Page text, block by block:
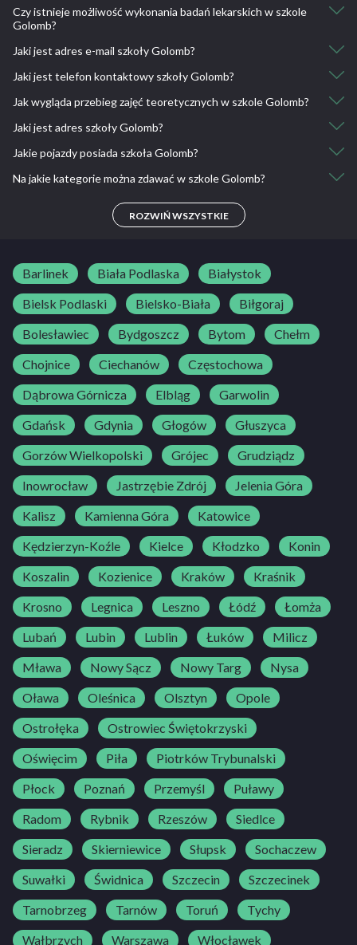
Kurs kat. A, A2: 1800
Kurs kat. B: 1900
Kurs kat. A, A2 + B: 3500
Jazdy dodatkowe kat. A, A2: 70
Jazdy dodatkowe kat. B: 60
Czy istnieje możliwość wykonania badań lekarskich w szkole
Golomb?
Nie, nie ma takiej możliwości.
Jaki jest adres e-mail szkoły Golomb?
osk@golomb.pl
Jaki jest telefon kontaktowy szkoły Golomb?
796 055 935, 603 461 761
Jak wygląda przebieg zajęć teoretycznych w szkole Golomb?
Kursy indywidualny i weekendowy to indywidualne i intensywne
szkolenie w zakresie nauki jazdy samochodem osobowym.
czasie nauczyć i przygotować kandydata do samodzielnego
indywidualny jest dostosowany do twoich potrzeb i możliwości
czasowych. Można go rozpocząć w każdej chwili, a termin zajęć
Jaki jest adres szkoły Golomb?
Zwycięstwa 52A, 44-100 Gliwice, Polska
Jakie pojazdy posiada szkoła Golomb?
Toyota Yaris, Suzuki Gladius 650, Honda CBF 250
Na jakie kategorie można zdawać w szkole Golomb?
ROZWIŃ WSZYSTKIE
Barlinek Biała Podlaska
Białystok
Bielsk Podlaski
Bielsko-Biała
Biłgoraj
Bolesławiec
Bydgoszcz Bytom
Chełm
Chojnice
Ciechanów
Częstochowa
Dąbrowa Górnicza
Elbląg
Garwolin
Gdańsk
Gdynia Głogów
Głuszyca
Gorzów Wielkopolski
Grójec
Grudziądz
Inowrocław
Jastrzębie Zdrój
Jelenia Góra
Kalisz
Kamienna Góra
Katowice
Kędzierzyn-Koźle
Kielce Kłodzko
Konin
Koszalin
Kozienice Kraków
Kraśnik
Krosno
Legnica Leszno Łódź
Łomża
Lubań
Lubin Lublin Łuków
Milicz
Mława
Nowy Sącz Nowy Targ
Nysa
Oława
Oleśnica Olsztyn
Opole
Ostrołęka
Ostrowiec Świętokrzyski
Oświęcim
Piła
Piotrków Trybunalski
Płock
Poznań Przemyśl
Puławy
Radom
Rybnik Rzeszów
Siedlce
Sieradz
Skierniewice Słupsk
Sochaczew
Suwałki
Świdnica Szczecin
Szczecinek
Tarnobrzeg
Tarnów Toruń
Tychy
Wałbrzych
Warszawa Włocławek